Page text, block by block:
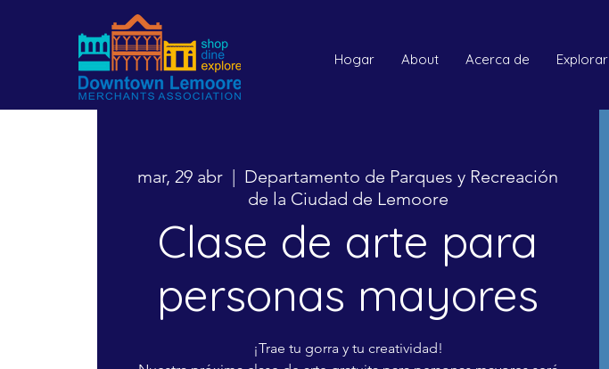
Hogar About Acerca de Explorar
mar, 29 abr
  |
Departamento de Parques y Recreación
de la Ciudad de Lemoore
Clase de arte para
personas mayores
¡Trae tu gorra y tu creatividad!